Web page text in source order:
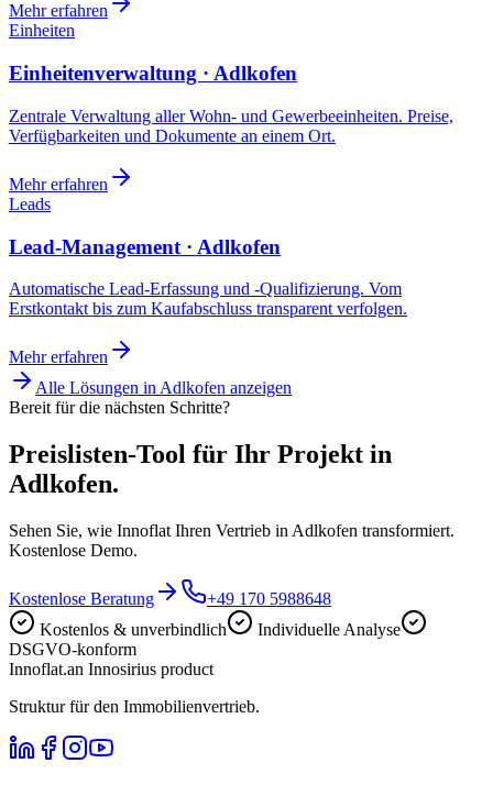
Mehr erfahren
Einheiten
Einheitenverwaltung · Adlkofen
Zentrale Verwaltung aller Wohn- und Gewerbeeinheiten. Preise,
Verfügbarkeiten und Dokumente an einem Ort.
Mehr erfahren
Leads
Lead-Management · Adlkofen
Automatische Lead-Erfassung und -Qualifizierung. Vom
Erstkontakt bis zum Kaufabschluss transparent verfolgen.
Mehr erfahren
Alle Lösungen in Adlkofen anzeigen
Bereit für die nächsten Schritte?
Preislisten-Tool für Ihr Projekt in
Adlkofen.
Sehen Sie, wie Innoflat Ihren Vertrieb in Adlkofen transformiert.
Kostenlose Demo.
Kostenlose Beratung
+49 170 5988648
Kostenlos & unverbindlich
Individuelle Analyse
DSGVO-konform
Innoflat.an Innosirius product
Struktur für den Immobilienvertrieb.